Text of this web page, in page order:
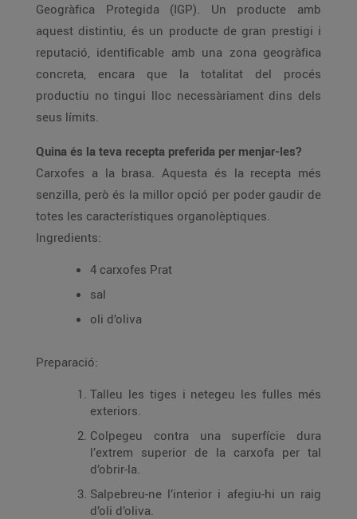
Geogràfica Protegida (IGP). Un producte amb
aquest distintiu, és un producte de gran prestigi i
reputació, identificable amb una zona geogràfica
concreta, encara que la totalitat del procés
productiu no tingui lloc necessàriament dins dels
seus límits.
Quina és la teva recepta preferida per menjar-les?
Carxofes a la brasa. Aquesta és la recepta més
senzilla, però és la millor opció per poder gaudir de
totes les característiques organolèptiques.
Ingredients:
4 carxofes Prat
sal
oli d’oliva
Preparació:
Talleu les tiges i netegeu les fulles més
exteriors.
Colpegeu contra una superfície dura
l’extrem superior de la carxofa per tal
d’obrir-la.
Salpebreu-ne l’interior i afegiu-hi un raig
d’oli d’oliva.